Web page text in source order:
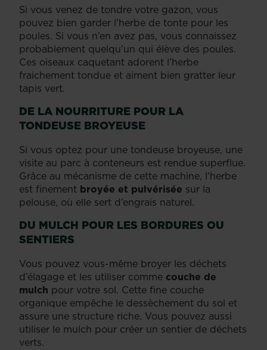
Si vous venez de tondre votre gazon, vous
pouvez bien garder l’herbe de tonte pour les
poules. Si vous n’en avez pas, vous connaissez
probablement quelqu’un qui élève des poules.
Ces oiseaux caquetant adorent l’herbe
fraichement tondue et aiment bien gratter leur
tapis vert.
DE LA NOURRITURE POUR LA
TONDEUSE BROYEUSE
Si vous optez pour une tondeuse broyeuse, une
visite au parc à conteneurs est rendue superflue.
Grâce au mécanisme de cette machine, l’herbe
est finement broyée et pulvérisée sur la
pelouse, où elle sert d’engrais naturel.
DU MULCH POUR LES BORDURES OU
SENTIERS
Vous pouvez vous-même broyer les déchets
d’élagage et les utiliser comme couche de
mulch pour votre sol. Cette fine couche
organique empêche le dessèchement du sol et
assure une structure riche. Vous pouvez aussi
utiliser le mulch pour créer un sentier de déchets
verts.